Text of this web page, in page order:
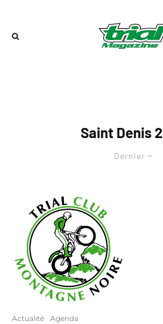
Saint Denis
Dernier
Actualité
Agenda